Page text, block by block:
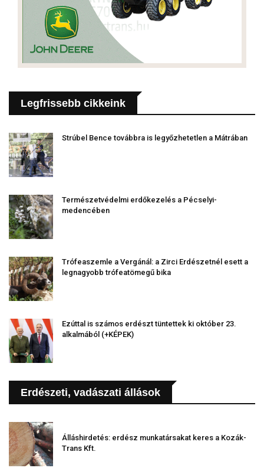
Legfrissebb cikkeink
Strúbel Bence továbbra is legyőzhetetlen a Mátrában
Természetvédelmi erdőkezelés a Pécselyi-
medencében
Trófeaszemle a Vergánál: a Zirci Erdészetnél esett a
legnagyobb trófeatömegű bika
Ezúttal is számos erdészt tüntettek ki október 23.
alkalmából (+KÉPEK)
Erdészeti, vadászati állások
Álláshirdetés: erdész munkatársakat keres a Kozák-
Trans Kft.